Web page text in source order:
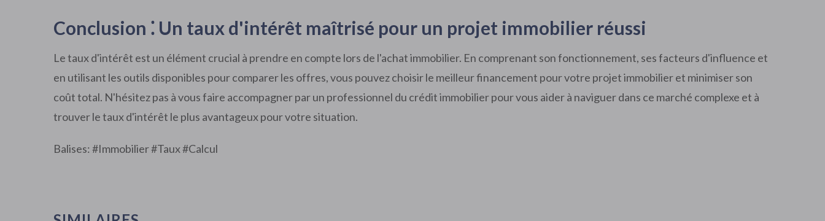
Conclusion ⁚ Un taux d'intérêt maîtrisé pour un projet immobilier réussi
Le taux d'intérêt est un élément crucial à prendre en compte lors de l'achat immobilier. En comprenant son fonctionnement, ses facteurs d'influence et
en utilisant les outils disponibles pour comparer les offres, vous pouvez choisir le meilleur financement pour votre projet immobilier et minimiser son
coût total. N'hésitez pas à vous faire accompagner par un professionnel du crédit immobilier pour vous aider à naviguer dans ce marché complexe et à
trouver le taux d'intérêt le plus avantageux pour votre situation.
Balises: #Immobilier#Taux#Calcul